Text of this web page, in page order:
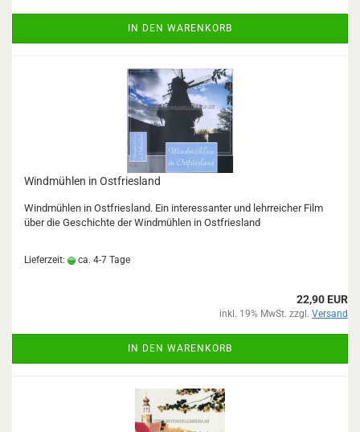
IN DEN WARENKORB
Windmühlen in Ostfriesland
Windmühlen in Ostfriesland. Ein interessanter und lehrreicher Film
über die Geschichte der Windmühlen in Ostfriesland
Lieferzeit: ca. 4-7 Tage
22,90 EUR
inkl. 19% MwSt. zzgl. Versand
IN DEN WARENKORB